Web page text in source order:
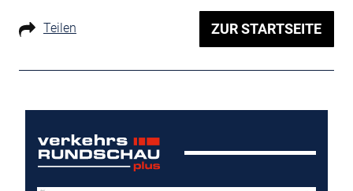
Teilen ZUR STARTSEITE